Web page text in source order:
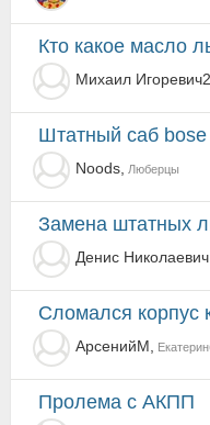
Кто какое масло
Михаил
Штатный саб bose
Noods, Люберцы
Замена штатных
Денис Николаевич
Сломался корпус
АрсенийМ,
Пролема с АКПП